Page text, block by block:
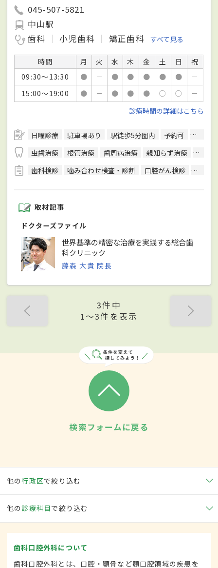
045-507-5821
中山駅
歯科
小児歯科 矯正歯科 すべて見る
時間 月 火 水 木 金 土 日
祝
09:30～13:30
● － ● ● ● ● ●
－
15:00～19:00
● － ● ● ● ○ ○
－
診療時間の詳細はこちら
日曜診療 駐車場あり 駅徒歩5分圏内 予約可
エレベ
虫歯治療
根管治療 歯周病治療 親知らず治療
顎関
歯科検診
噛み合わせ検査・診断 口腔がん検診 CT検査
取材記事
ドクターズファイル
世界基準の精密な治療を実践する総合歯
科クリニック
藤森 大貴 院長
3件中
1〜3件を表示
検索フォームに戻る
他の行政区で絞り込む
他の 診療科目で絞り込む
歯科口腔外科について
歯科口腔外科とは、口腔・顎骨など顎口腔領域の疾患を